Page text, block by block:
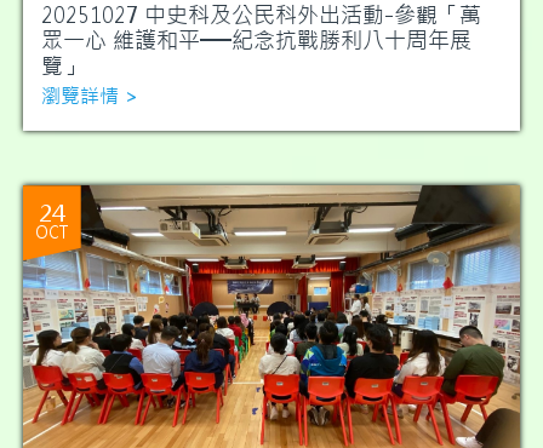
20251027 中史科及公民科外出活動-參觀「萬
眾一心 維護和平──紀念抗戰勝利八十周年展
覽」
瀏覽詳情 >
24
OCT